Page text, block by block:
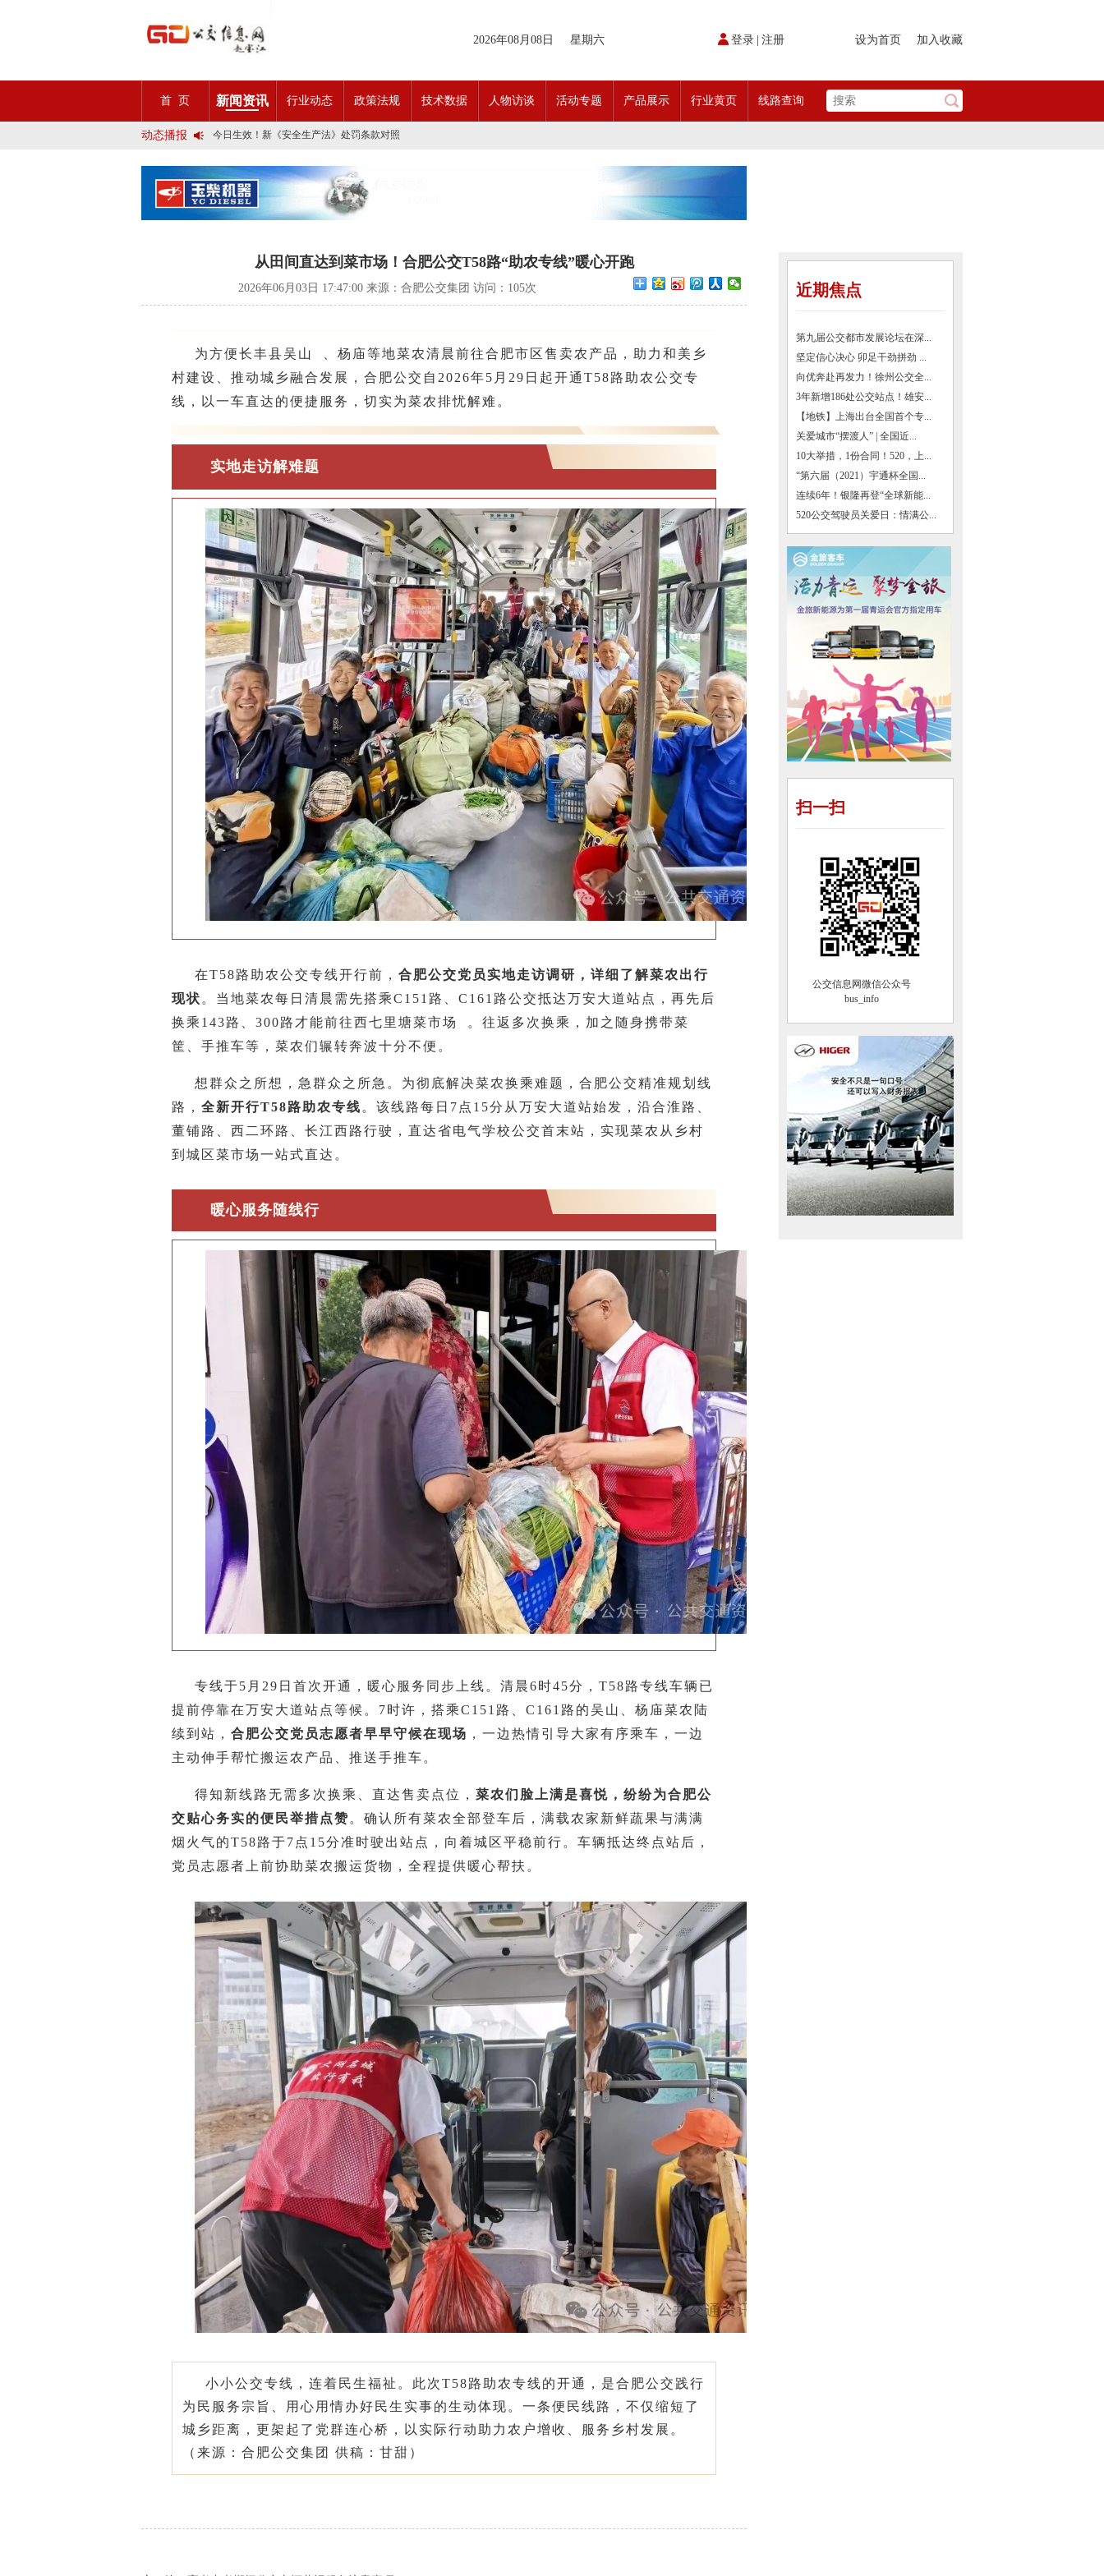
2026年08月08日 星期六 登录 注册 设为首页 加入收藏
首 页 新闻资讯 行业动态 政策法规 技术数据 人物访谈 活动专题 产品展示 行业黄页 线路查询
动态播报
2025市民出行新方案 | 久事公交开通首条需求响应式定制班线
第九届公交都市发展论坛 (深圳)邀请函
创新 实践 沟通 | 聚焦「智慧公交」目标 助推公交转型发展——沪苏城市公交企业经验交流会在通顺利召开
岁月为鉴人民为证，百年北京公交实现历史性跨越！
今日生效！新《安全生产法》处罚条款对照
2025市民出行新方案 | 久事公交开通首条需求响应式定制班线
第九届公交都市发展论坛 (深圳)邀请函
石河子市公交公司荣获全国五一劳动奖状
宜昌公交春节滨江观光定制巴士18日开行！
传承张謇精神•厚植为民情怀•党建引领前行•文化润企发展——南通公交集团发布全新企业文化理念体系
岁月为鉴人民为证，百年北京公交实现历史性跨越！
今日生效！新《安全生产法》处罚条款对照
交通运输部、科学技术部发布关于科技创新驱动加快建设交通强国的意见
从田间直达到菜市场！合肥公交T58路“助农专线”暖心开跑
2026年06月03日 17:47:00 来源：合肥公交集团 访问： 105次
为方便长丰县吴山
、杨庙等地菜农清晨前往合肥市区售卖农产品，助力和美乡
村建设、推动城乡融合发展，合肥公交自2026年5月29日起开通T58路助农公交专
线，以一车直达的便捷服务，切实为菜农排忧解难。
实地走访解难题
在T58路助农公交专线开行前， 合肥公交党员实地走访调研，详细了解菜农出行
现状。当地菜农每日清晨需先搭乘C151路、C161路公交抵达万安大道站点，再先后
换乘143路、300路才能前往西七里塘菜市场
。往返多次换乘，加之随身携带菜
筐、手推车等，菜农们辗转奔波十分不便。
想群众之所想，急群众之所急。为彻底解决菜农换乘难题，合肥公交精准规划线
路， 全新开行T58路助农专线。该线路每日7点15分从万安大道站始发，沿合淮路、
董铺路、西二环路、长江西路行驶，直达省电气学校公交首末站，实现菜农从乡村
到城区菜市场一站式直达。
暖心服务随线行
专线于5月29日首次开通，暖心服务同步上线。清晨6时45分，T58路专线车辆已
提前停靠在万安大道站点等候。7时许，搭乘C151路、C161路的吴山、杨庙菜农陆
续到站， 合肥公交党员志愿者早早守候在现场 ，一边热情引导大家有序乘车，一边
主动伸手帮忙搬运农产品、推送手推车。
得知新线路无需多次换乘、直达售卖点位， 菜农们脸上满是喜悦，纷纷为合肥公
交贴心务实的便民举措点赞 。确认所有菜农全部登车后，满载农家新鲜蔬果与满满
烟火气的T58路于7点15分准时驶出站点，向着城区平稳前行。车辆抵达终点站后，
党员志愿者上前协助菜农搬运货物，全程提供暖心帮扶。
小小公交专线，连着民生福祉。此次T58路助农专线的开通，是合肥公交践行
为民服务宗旨、用心用情办好民生实事的生动体现。一条便民线路，不仅缩短了
城乡距离，更架起了党群连心桥，以实际行动助力农户增收、服务乡村发展。
（来源：合肥公交集团 供稿：甘甜 ）
近期焦点
第九届公交都市发展论坛在深...
坚定信心决心 卯足干劲拼劲 ...
向优奔赴再发力！徐州公交全...
3年新增186处公交站点！雄安...
【地铁】上海出台全国首个专...
关爱城市“摆渡人” | 全国近...
10大举措，1份合同！520，上...
“第六届（2021）宇通杯全国...
连续6年！银隆再登“全球新能...
520公交驾驶员关爱日：情满公...
扫一扫
公交信息网微信公众号
bus_info